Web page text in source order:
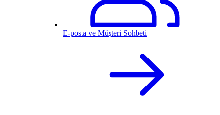
E-posta ve Müşteri Sohbeti